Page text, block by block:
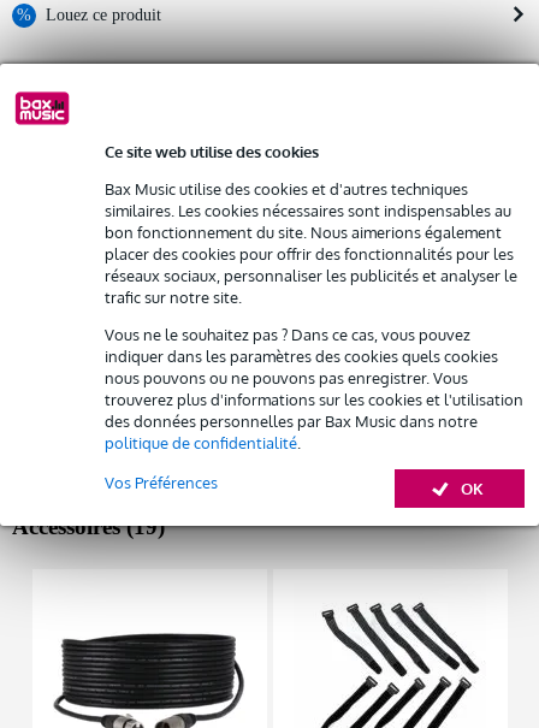
Ce site web utilise des cookies
Bax Music utilise des cookies et d'autres techniques
similaires. Les cookies nécessaires sont indispensables au
bon fonctionnement du site. Nous aimerions également
placer des cookies pour offrir des fonctionnalités pour les
réseaux sociaux, personnaliser les publicités et analyser le
trafic sur notre site.
Vous ne le souhaitez pas ? Dans ce cas, vous pouvez
indiquer dans les paramètres des cookies quels cookies
nous pouvons ou ne pouvons pas enregistrer. Vous
trouverez plus d'informations sur les cookies et l'utilisation
des données personnelles par Bax Music dans notre
politique de confidentialité
OK
Vos Préférences
% Louez ce produit
Louez ce produit à partir de 70 € par mois
Location de plusieurs produits à la fois : min. 300 € et max.
Livraison à domicilegratuite
Résiliation possible du contrat après 4 mois
Possibilité d'acheter votre/vos produit(s) à un tarif réduit
Remplacement rapide par Bax Music en cas de défectuosité
Louez ce produit
Afficher toutes les caractéristiques du produit
Autres variantes (8)
Accessoires (19)